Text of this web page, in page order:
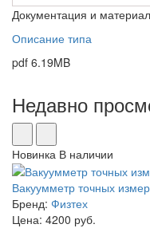
Документация и
Описание типа
pdf 6.19MB
Недавно
Новинка В наличии
Вакуумметр точных
Бренд: Физтех
Цена: 4200 руб.